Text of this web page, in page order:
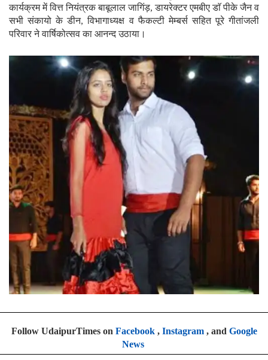
कार्यक्रम में वित्त नियंत्रक बाबूलाल जागिंड़, डायरेक्टर एमबीए डाॅ पीके जैन व
सभी संकायो के डीन, विभागाध्यक्ष व फैकल्टी मेम्बर्स सहित पूरे गीतांजली
परिवार ने वार्षिकोत्सव का आनन्द उठाया।
Follow UdaipurTimes on Facebook, Instagram, and Google
News